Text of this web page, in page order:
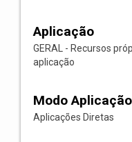
Aplicação
GERAL - Recursos
aplicação
Modo Aplicação
Aplicações Diretas